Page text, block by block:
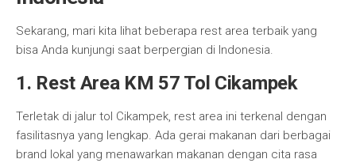
Sekarang, mari kita lihat beberapa rest area terbaik yang
bisa Anda kunjungi saat berpergian di Indonesia.
1. Rest Area KM 57 Tol Cikampek
Terletak di jalur tol Cikampek, rest area ini terkenal dengan
fasilitasnya yang lengkap. Ada gerai makanan dari berbagai
brand lokal yang menawarkan makanan dengan cita rasa